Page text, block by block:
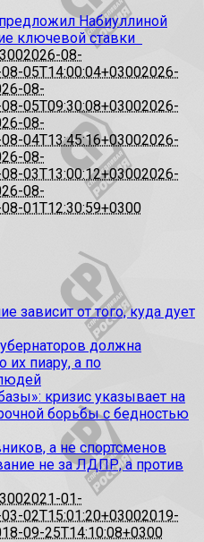
Набиуллиной
ключевой ставки
2026-08-
05T14:00:04+03002026-
08-
05T09:30:08+03002026-
08-
04T13:45:16+03002026-
08-
03T13:00:12+03002026-
08-
01T12:30:59+0300
зависит от того, куда дует
должна
их пиару, а по
кризис указывает на
борьбы с бедностью
а не спортсменов
не за ЛДПР, а против
2021-01-
02T15:01:20+03002019-
09-25T14:10:08+0300